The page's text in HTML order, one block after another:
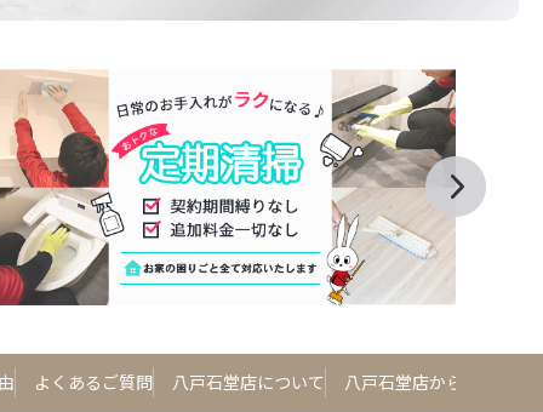
よくあるご質問 八戸石堂店について 八戸石堂店からのお知ら